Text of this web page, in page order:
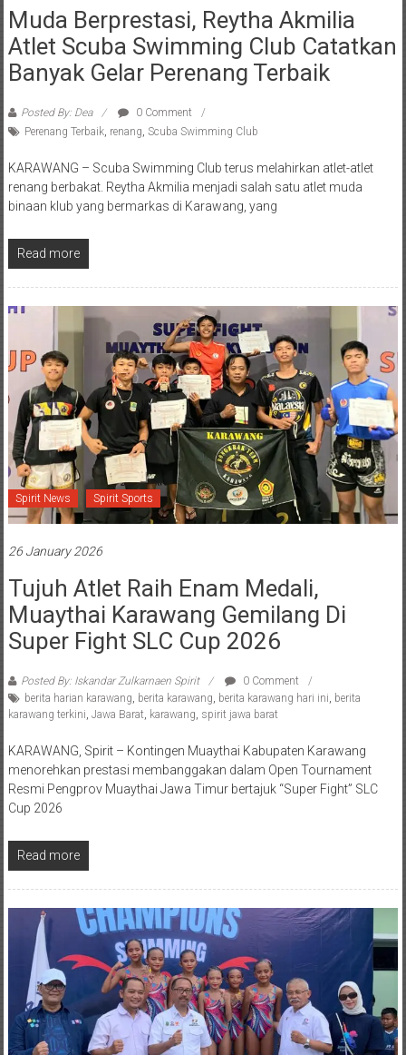
Muda Berprestasi, Reytha Akmilia
Atlet Scuba Swimming Club Catatkan
Banyak Gelar Perenang Terbaik
Posted By: Dea
0 Comment
Perenang Terbaik, renang Scuba Swimming Club
KARAWANG – Scuba Swimming Club terus melahirkan atlet-atlet
renang berbakat. Reytha Akmilia menjadi salah satu atlet muda
binaan klub yang bermarkas di Karawang, yang
Read more
Spirit News Spirit Sports
26 January 2026
Tujuh Atlet Raih Enam Medali,
Muaythai Karawang Gemilang Di
Super Fight SLC Cup 2026
Posted By: Iskandar Zulkarnaen Spirit
0 Comment
berita harian karawang, berita karawang, berita karawang hari ini, berita
karawang terkini, Jawa Barat, karawang, spirit jawa barat
KARAWANG, Spirit – Kontingen Muaythai Kabupaten Karawang
menorehkan prestasi membanggakan dalam Open Tournament
Resmi Pengprov Muaythai Jawa Timur bertajuk “Super Fight” SLC
Cup 2026
Read more